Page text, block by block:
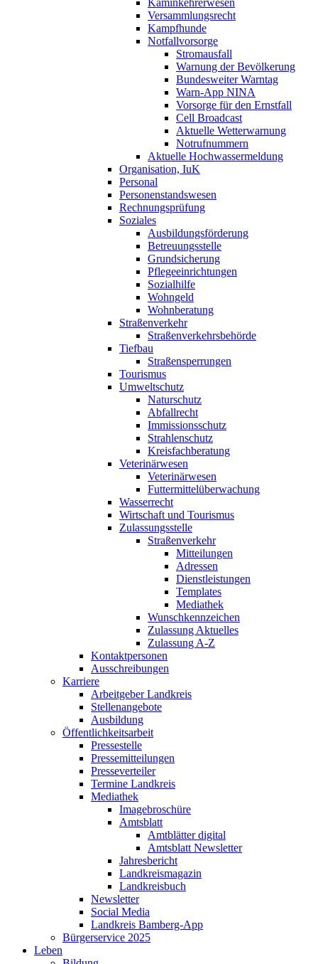
Kaminkehrerwesen
Versammlungsrecht
Kampfhunde
Notfallvorsorge
Stromausfall
Warnung der Bevölkerung
Bundesweiter Warntag
Warn-App NINA
Vorsorge für den Ernstfall
Cell Broadcast
Aktuelle Wetterwarnung
Notrufnummern
Aktuelle Hochwassermeldung
Organisation, IuK
Personal
Personenstandswesen
Rechnungsprüfung
Soziales
Ausbildungsförderung
Betreuungsstelle
Grundsicherung
Pflegeeinrichtungen
Sozialhilfe
Wohngeld
Wohnberatung
Straßenverkehr
Straßenverkehrsbehörde
Tiefbau
Straßensperrungen
Tourismus
Umweltschutz
Naturschutz
Abfallrecht
Immissionsschutz
Strahlenschutz
Kreisfachberatung
Veterinärwesen
Veterinärwesen
Futtermittelüberwachung
Wasserrecht
Wirtschaft und Tourismus
Zulassungsstelle
Straßenverkehr
Mitteilungen
Adressen
Dienstleistungen
Templates
Mediathek
Wunschkennzeichen
Zulassung Aktuelles
Zulassung A-Z
Kontaktpersonen
Ausschreibungen
Karriere
Arbeitgeber Landkreis
Stellenangebote
Ausbildung
Öffentlichkeitsarbeit
Pressestelle
Pressemitteilungen
Presseverteiler
Termine Landkreis
Mediathek
Imagebroschüre
Amtsblatt
Amtblätter digital
Amtsblatt Newsletter
Jahresbericht
Landkreismagazin
Landkreisbuch
Newsletter
Social Media
Landkreis Bamberg-App
Bürgerservice 2025
Leben